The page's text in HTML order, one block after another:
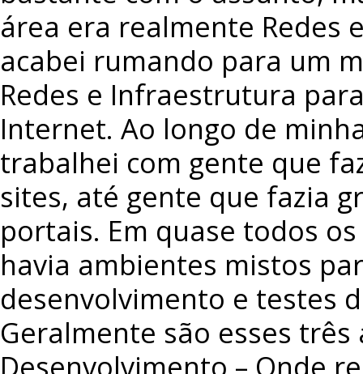
área era realmente Redes
acabei rumando para um
Redes e Infraestrutura
Internet. Ao longo de
trabalhei com gente que
sites, até gente que fazia
portais. Em quase todos
havia ambientes mistos
desenvolvimento e testes
Geralmente são esses
Desenvolvimento – Onde